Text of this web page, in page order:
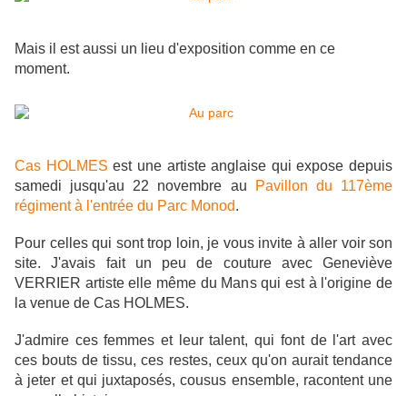
Mais il est aussi un lieu d'exposition comme en ce
moment.
Cas HOLMESest une artiste anglaise qui expose depuis
samedi jusqu'au 22 novembre au
Pavillon du 117ème
régiment à l'entrée du Parc Monod.
Pour celles qui sont trop loin, je vous invite à aller voir son
site. J'avais fait un peu de couture avec Geneviève
VERRIER artiste elle même du Mans qui est à l'origine de
la venue de Cas HOLMES.
J'admire ces femmes et leur talent, qui font de l'art avec
ces bouts de tissu, ces restes, ceux qu'on aurait tendance
à jeter et qui juxtaposés, cousus ensemble, racontent une